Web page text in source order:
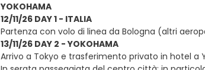
YOKOHAMA
12/11/26 DAY 1 - ITALIA
Partenza con volo di linea da Bologna (altri
13/11/26 DAY 2 - YOKOHAMA
Arrivo a Tokyo e trasferimento privato in hotel a